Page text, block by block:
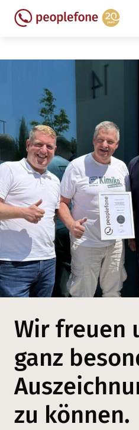
Wir freuen
ganz
zu können.